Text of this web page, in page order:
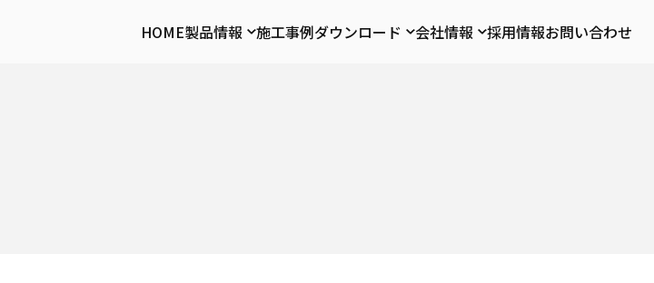
HOME製品情報 施工事例ダウンロード 会社情報 採用情報お問い合わせ